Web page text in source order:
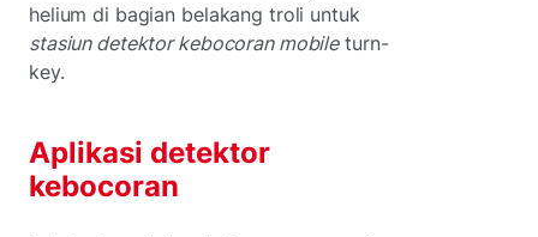
helium di bagian belakang troli untuk
stasiun detektor kebocoran mobileturn-
key.
Aplikasi detektor
kebocoran